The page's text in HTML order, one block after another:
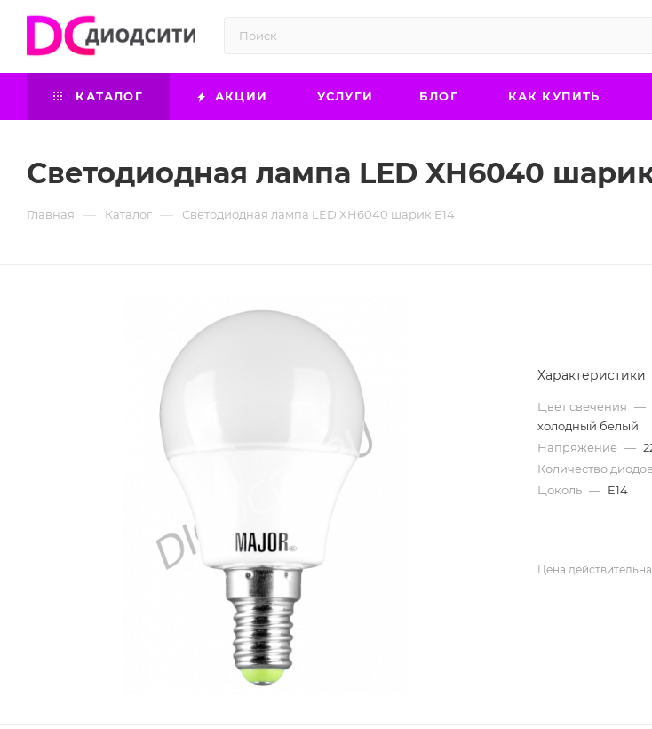
КАТАЛОГ АКЦИИ УСЛУГИ БЛОГ КАК КУПИТЬ
Светодиодная лампа LED XH6040
Главная — Каталог — Светодиодная лампа LED XH6040 шарик Е14
Характеристики
Цвет свечения —
холодный белый
Напряжение —
Количество диодов
Цоколь — E14
Цена